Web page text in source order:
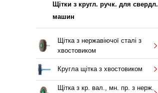
Щітки з кругл. ручк. для свердл.
машин
Щітка з нержавіючої сталі з
хвостовиком
Кругла щітка з хвостовиком
Щітка з кр. вал., мн. пр. з нерж.